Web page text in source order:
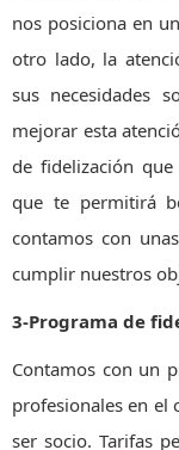
nos posiciona en
otro lado, la
sus necesidades
mejorar esta
de fidelización
que te permitirá
contamos con
cumplir nuestros
3-Programa de
Contamos con un
profesionales en el
ser socio. Tarifas